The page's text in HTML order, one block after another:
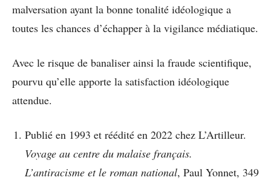
malversation ayant la bonne tonalité idéologique a
toutes les chances d’échapper à la vigilance médiatique.
Avec le risque de banaliser ainsi la fraude scientifique,
pourvu qu’elle apporte la satisfaction idéologique
attendue.
Publié en 1993 et réédité en 2022 chez L’Artilleur.
Voyage au centre du malaise français.
L’antiracisme et le roman national, Paul Yonnet, 349